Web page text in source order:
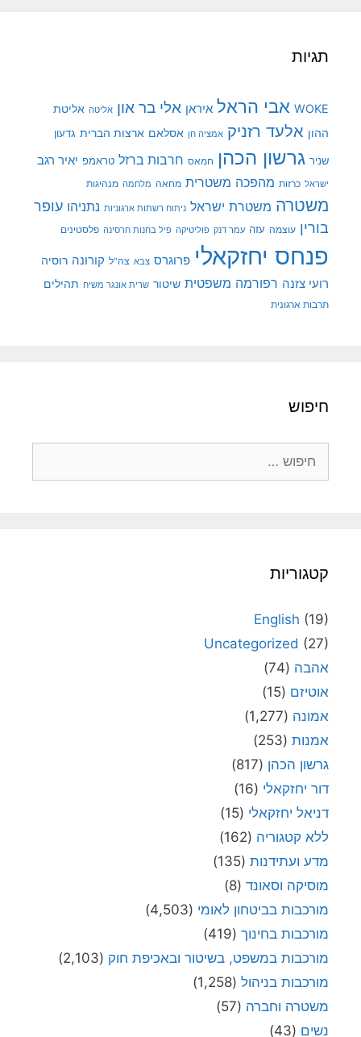
תגיות
WOKE אבי הראל איראן אלי בר און אליטה אליטת
ההון אלעד רזניק אמציה חן אסלאם ארצות הברית גדעון
שניר גרשון הכהן חמאס חרבות ברזל טראמפ יאיר רגב
ישראל כרזות מהפכה משטרית מחאה מלחמה מנהיגות
משטרה משטרת ישראל ניתוח רשתות ארגוניות נתניהו עופר
בורין עוצמה עזה עמר דנק פוליטיקה פיל בחנות חרסינה פלסטינים
פנחס יחזקאלי פרוגרס צבא צה"ל קורונה רוסיה
רועי צזנה רפורמה משפטית שיטור שרית אונגר משיח תהילים
תרבות ארגונית
חיפוש
קטגוריות
English (19)
Uncategorized (27)
אהבה (74)
אוטיזם (15)
אמונה (1,277)
אמנות (253)
גרשון הכהן (817)
דור יחזקאלי (16)
דניאל יחזקאלי (15)
ללא קטגוריה (162)
מדע ועתידנות (135)
מוסיקה וסאונד (8)
מורכבות בביטחון לאומי (4,503)
מורכבות בחינוך (419)
מורכבות במשפט, בשיטור ובאכיפת חוק (2,103)
מורכבות בניהול (1,258)
משטרה וחברה (57)
נשים (43)